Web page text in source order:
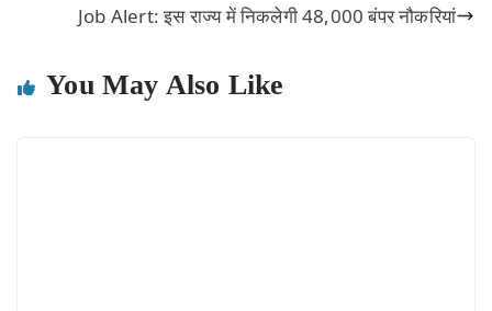
Job Alert: इस राज्य में निकलेगी 48,000 बंपर नौकरियां
You May Also Like